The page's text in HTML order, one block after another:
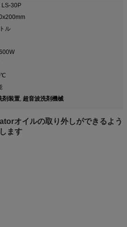
LS-30P
ル
剤装置, 超音波洗剤機械
オイルの取り外しができるよう
ます